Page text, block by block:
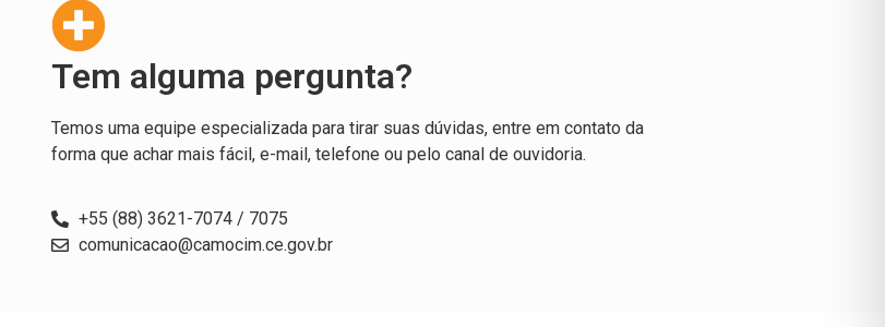
Tem alguma pergunta?
Temos uma equipe especializada para tirar suas dúvidas, entre em contato da
forma que achar mais fácil, e-mail, telefone ou pelo canal de ouvidoria.
+55 (88) 3621-7074 / 7075
comunicacao@camocim.ce.gov.br